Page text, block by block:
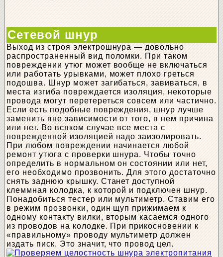
Сетевой шнур
Выход из строя электрошнура — довольно
распространенный вид поломки. При таком
повреждении утюг может вообще не включаться
или работать урывками, может плохо греться
подошва. Шнур может загибаться, завиваться, в
места изгиба повреждается изоляция, некоторые
провода могут перетереться совсем или частично.
Если есть подобные повреждения, шнур лучше
заменить вне зависимости от того, в нем причина
или нет. Во всяком случае все места с
поврежденной изоляцией надо заизолировать.
При любом повреждении начинается любой
ремонт утюга с проверки шнура. Чтобы точно
определить в нормальном он состоянии или нет,
его необходимо прозвонить. Для этого достаточно
снять заднюю крышку. Станет доступной
клеммная колодка, к которой и подключен шнур.
Понадобиться тестер или мультиметр. Ставим его
в режим прозвонки, один щуп прижимаем к
одному контакту вилки, вторым касаемся одного
из проводов на колодке. При прикосновении к
«правильному» проводу мультиметр должен
издать писк. Это значит, что провод цел.